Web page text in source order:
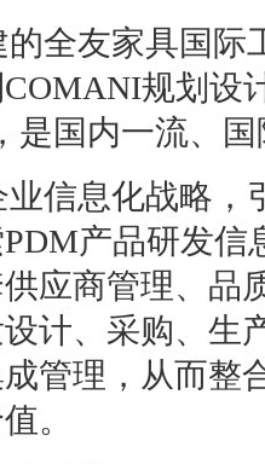
全友家具国际
COMANI规划设
是国内一流、
信息化战略，
PDM产品研发信
应商管理、品
计、采购、生
管理，从而整
。